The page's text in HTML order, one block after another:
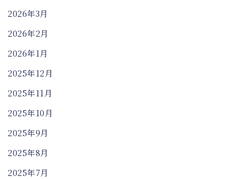
2026年3月
2026年2月
2026年1月
2025年12月
2025年11月
2025年10月
2025年9月
2025年8月
2025年7月